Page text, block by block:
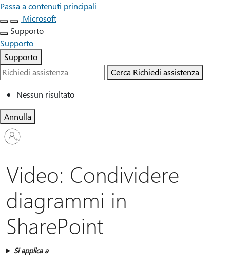
Passa a contenuti principali
Microsoft
Supporto
Supporto
Supporto
Cerca Richiedi assistenza
Nessun risultato
Annulla
Accedi
con
account
Video: Condividere
diagrammi in
SharePoint
Si applica a